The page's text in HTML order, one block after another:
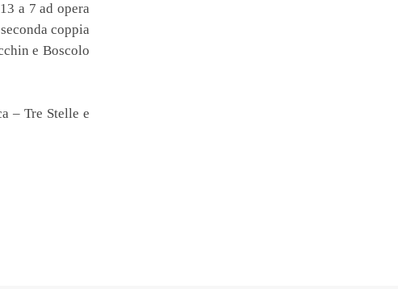
a 7 ad opera
coppia
e Boscolo
– Tre Stelle e